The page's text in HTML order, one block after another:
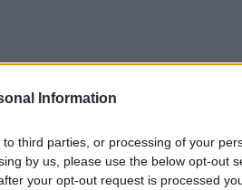
Information
third parties, or processing of your
by us, please use the below opt-out
your opt-out request is processed